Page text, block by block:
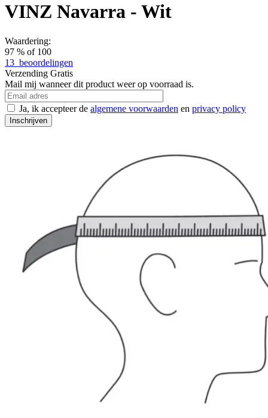
VINZ Navarra - Wit
Waardering:
97 % of 100
13 beoordelingen
Verzending Gratis
Mail mij wanneer dit product weer op voorraad is.
Ja, ik accepteer de algemene voorwaarden en privacy policy
Inschrijven